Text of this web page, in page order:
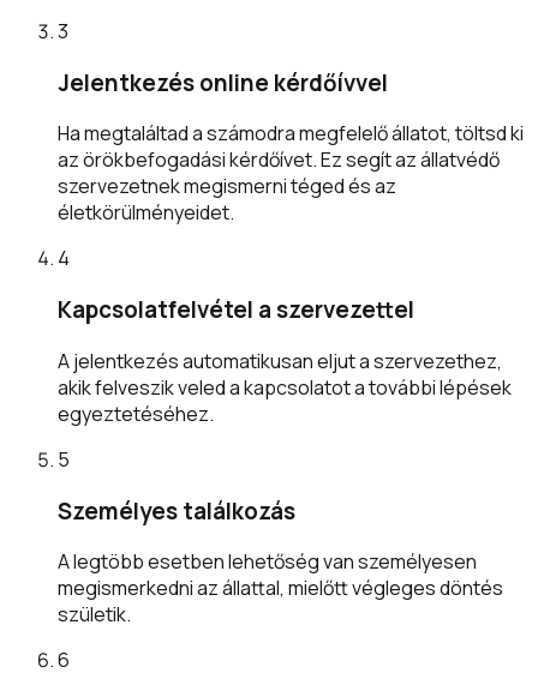
3
Jelentkezés online kérdőívvel
Ha megtaláltad a számodra megfelelő állatot, töltsd ki
az örökbefogadási kérdőívet. Ez segít az állatvédő
szervezetnek megismerni téged és az
életkörülményeidet.
4
Kapcsolatfelvétel a szervezettel
A jelentkezés automatikusan eljut a szervezethez,
akik felveszik veled a kapcsolatot a további lépések
egyeztetéséhez.
5
Személyes találkozás
A legtöbb esetben lehetőség van személyesen
megismerkedni az állattal, mielőtt végleges döntés
születik.
6